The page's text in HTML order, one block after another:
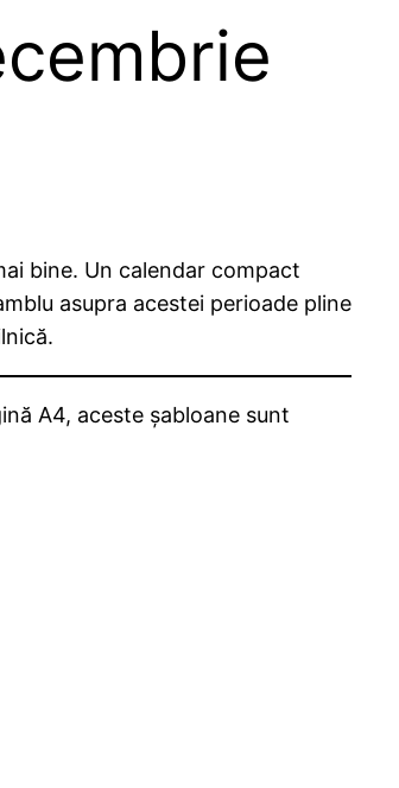
bine. Un calendar compact
asupra acestei perioade pline
A4, aceste șabloane sunt